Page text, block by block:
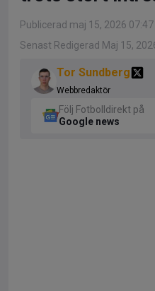
Publicerad maj 15, 2026 07:47
Senast Redigerad Maj 15,
Tor Sundberg
Webbredaktör
Följ Fotbolldirekt på
Google news